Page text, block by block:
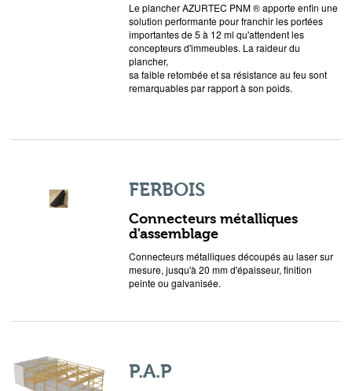
Le plancher AZURTEC PNM ® apporte enfin une
solution performante pour franchir les portées
importantes de 5 à 12 ml qu'attendent les
concepteurs d'immeubles. La raideur du
plancher,
sa faible retombée et sa résistance au feu sont
remarquables par rapport à son poids.
FERBOIS
Connecteurs métalliques
d'assemblage
Connecteurs métalliques découpés au laser sur
mesure, jusqu'à 20 mm d'épaisseur, finition
peinte ou galvanisée.
P.A.P